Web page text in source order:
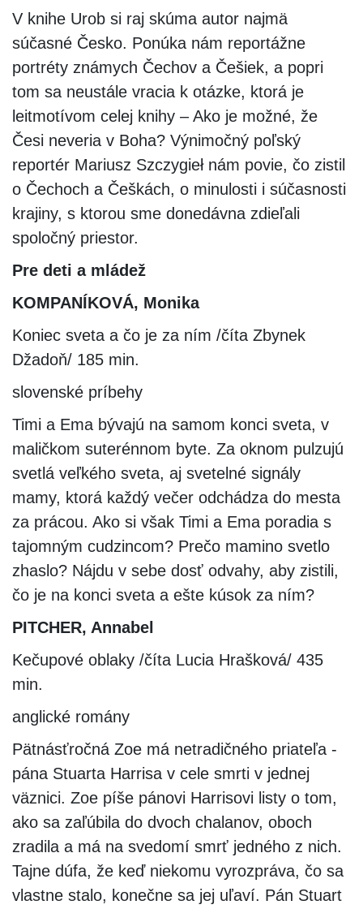
V knihe Urob si raj skúma autor najmä
súčasné Česko. Ponúka nám reportážne
portréty známych Čechov a Češiek, a popri
tom sa neustále vracia k otázke, ktorá je
leitmotívom celej knihy – Ako je možné, že
Česi neveria v Boha? Výnimočný poľský
reportér Mariusz Szczygieł nám povie, čo zistil
o Čechoch a Češkách, o minulosti i súčasnosti
krajiny, s ktorou sme donedávna zdieľali
spoločný priestor.
Pre deti a mládež
KOMPANÍKOVÁ, Monika
Koniec sveta a čo je za ním /číta Zbynek
Džadoň/ 185 min.
slovenské príbehy
Timi a Ema bývajú na samom konci sveta, v
maličkom suterénnom byte. Za oknom pulzujú
svetlá veľkého sveta, aj svetelné signály
mamy, ktorá každý večer odchádza do mesta
za prácou. Ako si však Timi a Ema poradia s
tajomným cudzincom? Prečo mamino svetlo
zhaslo? Nájdu v sebe dosť odvahy, aby zistili,
čo je na konci sveta a ešte kúsok za ním?
PITCHER, Annabel
Kečupové oblaky /číta Lucia Hrašková/ 435
min.
anglické romány
Pätnásťročná Zoe má netradičného priateľa -
pána Stuarta Harrisa v cele smrti v jednej
väznici. Zoe píše pánovi Harrisovi listy o tom,
ako sa zaľúbila do dvoch chalanov, oboch
zradila a má na svedomí smrť jedného z nich.
Tajne dúfa, že keď niekomu vyrozpráva, čo sa
vlastne stalo, konečne sa jej uľaví. Pán Stuart